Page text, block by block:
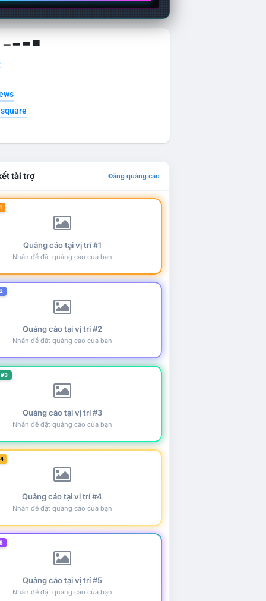
▁ ▂ ▃ ▄
tài trợ Đăng quảng cáo
Quảng cáo tại vị trí #1
Nhấn để đặt quảng cáo của bạn
Quảng cáo tại vị trí #2
Nhấn để đặt quảng cáo của bạn
Quảng cáo tại vị trí #3
Nhấn để đặt quảng cáo của bạn
Quảng cáo tại vị trí #4
Nhấn để đặt quảng cáo của bạn
Quảng cáo tại vị trí #5
Nhấn để đặt quảng cáo của bạn